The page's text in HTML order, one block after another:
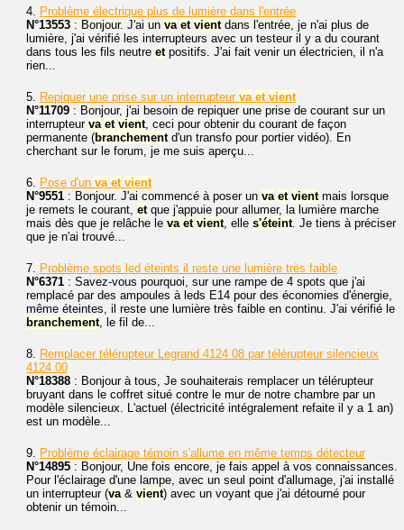
4. Problème électrique plus de lumière dans l'entrée
N°13553 : Bonjour. J'ai un va et vient dans l'entrée, je n'ai plus de
lumière, j'ai vérifié les interrupteurs avec un testeur il y a du courant
dans tous les fils neutre et positifs. J'ai fait venir un électricien, il n'a
rien...
5. Repiquer une prise sur un interrupteur va et vient
N°11709 : Bonjour, j'ai besoin de repiquer une prise de courant sur un
interrupteur va et vient , ceci pour obtenir du courant de façon
permanente (branchement d'un transfo pour portier vidéo). En
cherchant sur le forum, je me suis aperçu...
6. Pose d'un va et vient
N°9551 : Bonjour. J'ai commencé à poser un va et vient mais lorsque
je remets le courant, et que j'appuie pour allumer, la lumière marche
mais dès que je relâche le va et vient , elle s'éteint . Je tiens à préciser
que je n'ai trouvé...
7. Problème spots led éteints il reste une lumière très faible
N°6371 : Savez-vous pourquoi, sur une rampe de 4 spots que j'ai
remplacé par des ampoules à leds E14 pour des économies d'énergie,
même éteintes, il reste une lumière très faible en continu. J'ai vérifié le
branchement , le fil de...
8. Remplacer télérupteur Legrand 4124 08 par télérupteur silencieux
4124 00
N°18388 : Bonjour à tous, Je souhaiterais remplacer un télérupteur
bruyant dans le coffret situé contre le mur de notre chambre par un
modèle silencieux. L'actuel (électricité intégralement refaite il y a 1 an)
est un modèle...
9. Problème éclairage témoin s'allume en même temps détecteur
N°14895 : Bonjour, Une fois encore, je fais appel à vos connaissances.
Pour l'éclairage d'une lampe, avec un seul point d'allumage, j'ai installé
un interrupteur (va & vient) avec un voyant que j'ai détourné pour
obtenir un témoin...